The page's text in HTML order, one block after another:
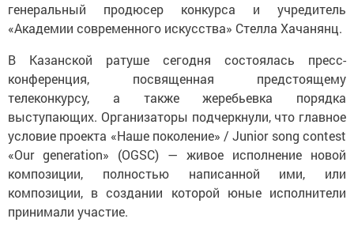
генеральный продюсер конкурса и учредитель
«Академии современного искусства» Стелла Хачанянц.
В Казанской ратуше сегодня состоялась пресс-
конференция, посвященная предстоящему
телеконкурсу, а также жеребьевка порядка
выступающих. Организаторы подчеркнули, что главное
условие проекта «Наше поколение» / Junior song contest
«Our generation» (OGSC) — живое исполнение новой
композиции, полностью написанной ими, или
композиции, в создании которой юные исполнители
принимали участие.